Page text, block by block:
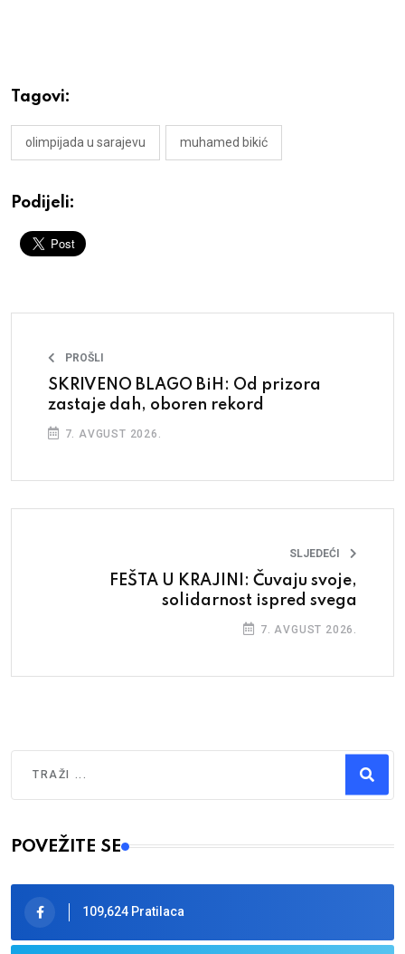
Tagovi:
olimpijada u sarajevu muhamed bikić
Podijeli:
PROŠLI
SKRIVENO BLAGO BiH: Od prizora
zastaje dah, oboren rekord
7. AVGUST 2026.
SLJEDEĆI
FEŠTA U KRAJINI: Čuvaju svoje,
solidarnost ispred svega
7. AVGUST 2026.
Type 2 or more characters for results.
POVEŽITE SE
109,624 Pratilaca